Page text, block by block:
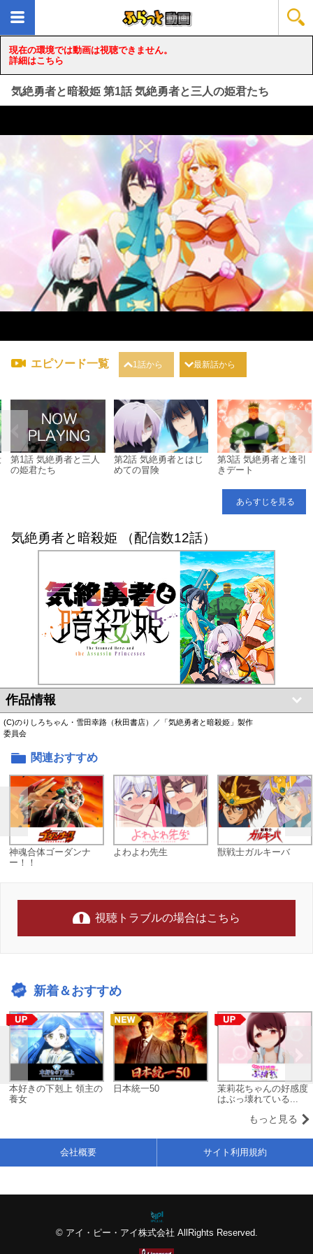
現在の環境では動画は視聴できません。
詳細はこちら
気絶勇者と暗殺姫 第1話 気絶勇者と三人の姫君たち
loading...
エピソード一覧 1話から 最新話から
第1話 気絶勇者と三人
の姫君たち
第2話 気絶勇者とはじ
めての冒険
第3話 気絶勇者と逢引
きデート
あらすじを見る
気絶勇者と暗殺姫 （配信数12話）
作品情報
(C)のりしろちゃん・雪田幸路（秋田書店）／「気絶勇者と暗殺姫」製作
委員会
関連おすすめ
神魂合体ゴーダンナ
ー！！
よわよわ先生 獣戦士ガルキーバ
視聴トラブルの場合はこちら
新着＆おすすめ
本好きの下剋上 領主の
養女
日本統一50
茉莉花ちゃんの好感度
はぶっ壊れている...
もっと見る
© アイ・ピー・アイ株式会社 AllRights Reserved.
会社概要 サイト利用規約